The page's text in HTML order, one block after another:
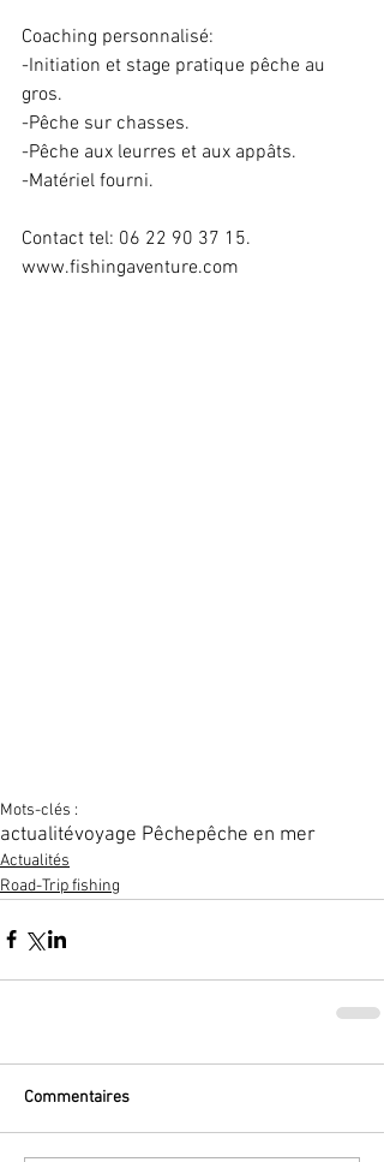
Coaching personnalisé:
-Initiation et stage pratique pêche au
gros.
-Pêche sur chasses.
-Pêche aux leurres et aux appâts.
-Matériel fourni.
Contact tel: 06 22 90 37 15.
www.fishingaventure.com
Mots-clés :
actualitévoyage Pêchepêche en mer
Actualités
Road-Trip fishing
Commentaires